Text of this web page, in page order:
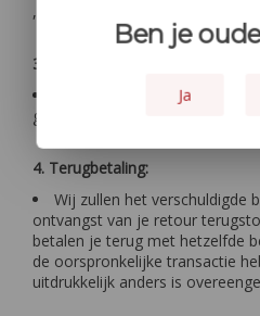
, 1941 AP in Beverwijk
3. Bevestiging:
Zodra wij uw retourzending
gecontroleerd, sturen wij je een
4. Terugbetaling:
Wij zullen het verschuldigde
ontvangst van je retour
betalen je terug met hetzelfde
de oorspronkelijke transactie
uitdrukkelijk anders is
Ben je
Ja